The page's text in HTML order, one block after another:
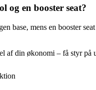
og en booster seat?
base, mens en booster
af din økonomi – få styr på